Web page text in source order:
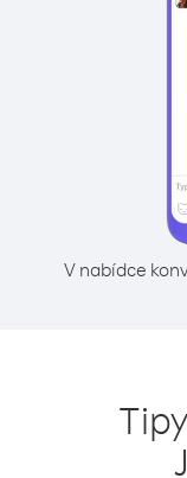
V nabídce